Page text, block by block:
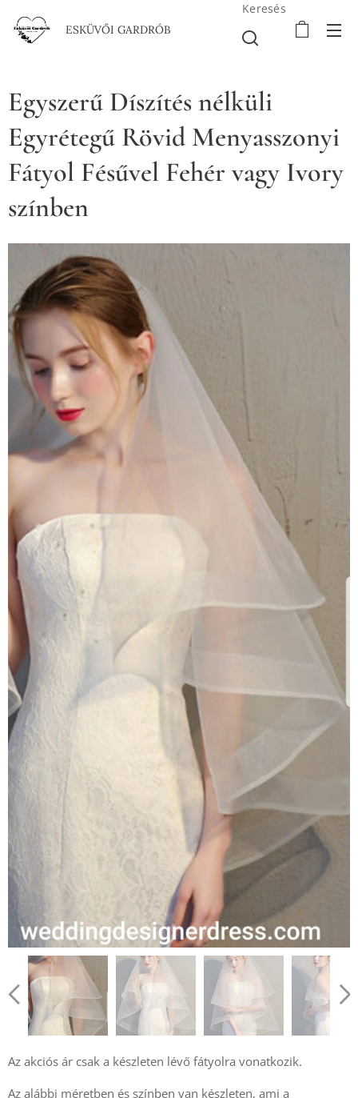
ESKÜVŐI GARDRÓB
Keresés
Egyszerű Díszítés nélküli
Egyrétegű Rövid Menyasszonyi
Fátyol Fésűvel Fehér vagy Ivory
színben
Az akciós ár csak a készleten lévő fátyolra vonatkozik.
Az alábbi méretben és színben van készleten, ami a